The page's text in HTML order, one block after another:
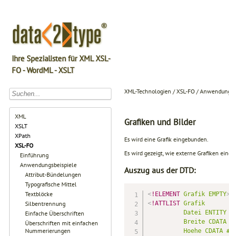
Ihre Spezialisten für XML XSL-
FO - WordML - XSLT
XML
XSLT
XPath
XSL-FO
Einführung
Anwendungsbeispiele
Attribut-Bündelungen
Typografische Mittel
Textblöcke
Silbentrennung
Einfache Überschriften
Überschriften mit einfachen
Nummerierungen
XML-Technologien / XSL-FO /
Grafiken und Bilder
Es wird eine Grafik eingebunden.
Es wird gezeigt, wie externe Grafiken
Auszug aus der DTD:
<!ELEMENT Grafik EMPTY
<!ATTLIST Grafik
Datei
ENTITY
Breite CDATA
Hoehe CDATA